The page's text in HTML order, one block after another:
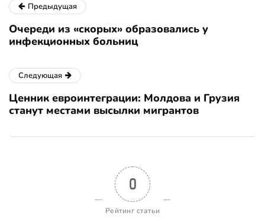
Предыдущая
Очереди из «скорых» образовались у
инфекционных больниц
Следующая
Ценник евроинтеграции: Молдова и Грузия
станут местами высылки мигрантов
0
Рейтинг статьи